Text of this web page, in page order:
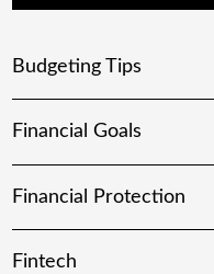
Budgeting Tips
Financial Goals
Financial Protection
Fintech